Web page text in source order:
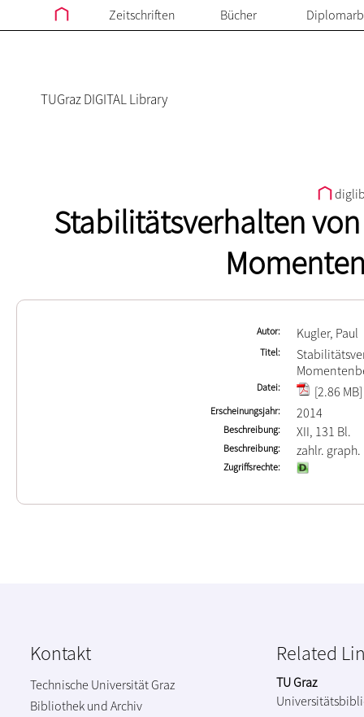
Zeitschriften Bücher
TUGraz DIGITAL Library
Stabilitätsverhalten
Autor Kugler, Paul
Titel
Datei [2.86 MB]
Erscheinungsjahr 2014
Beschreibung XII, 131 Bl.
Beschreibung zahlr. graph.
Zugriffsrechte
Kontakt
Technische Universität Graz
Bibliothek und Archiv
Related
TU Graz